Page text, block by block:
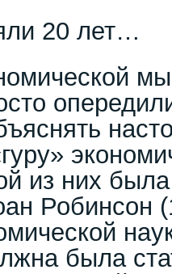
20 лет…
из них
Робинсон
была